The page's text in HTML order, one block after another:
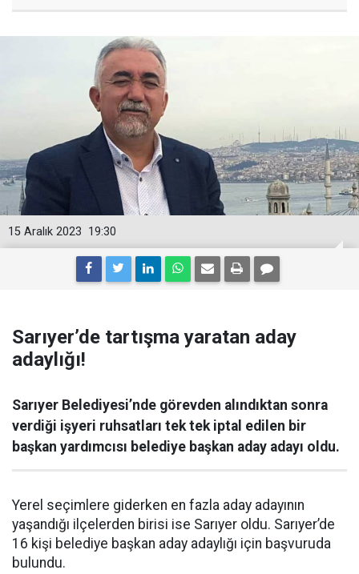
19:30
15 Aralık 2023
Sarıyer’de tartışma yaratan aday
adaylığı!
Sarıyer Belediyesi’nde görevden alındıktan sonra
verdiği işyeri ruhsatları tek tek iptal edilen bir
başkan yardımcısı belediye başkan aday adayı oldu.
Yerel seçimlere giderken en fazla aday adayının
yaşandığı ilçelerden birisi ise Sarıyer oldu. Sarıyer’de
16 kişi belediye başkan aday adaylığı için başvuruda
bulundu.